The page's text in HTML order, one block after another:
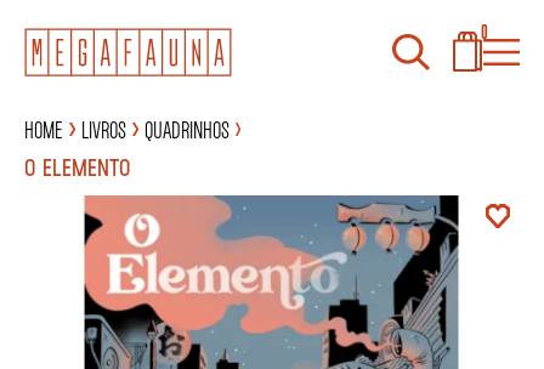
0
Home Livros
Quadrinhos
O ELEMENTO